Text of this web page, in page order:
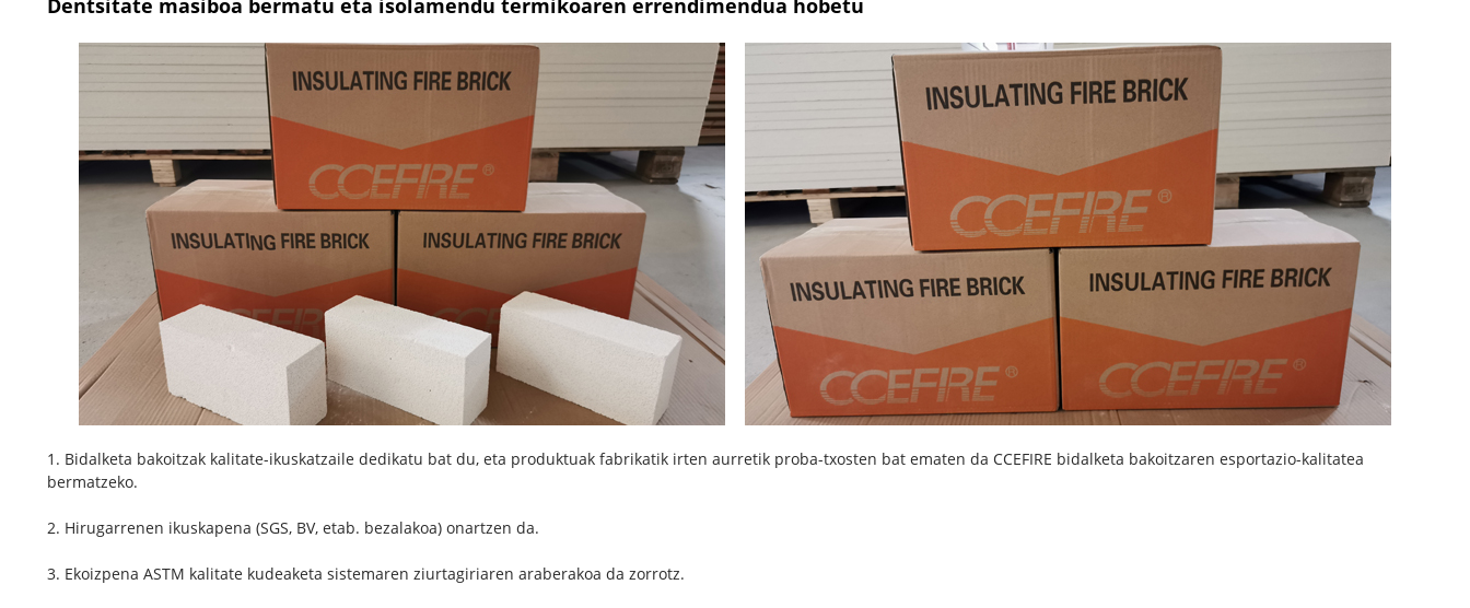
Dentsitate masiboa bermatu eta isolamendu termikoaren errendimendua hobetu
1. Bidalketa bakoitzak kalitate-ikuskatzaile dedikatu bat du, eta produktuak fabrikatik irten aurretik proba-txosten bat ematen da CCEFIRE bidalketa bakoitzaren esportazio-kalitatea
bermatzeko.
2. Hirugarrenen ikuskapena (SGS, BV, etab. bezalakoa) onartzen da.
3. Ekoizpena ASTM kalitate kudeaketa sistemaren ziurtagiriaren araberakoa da zorrotz.